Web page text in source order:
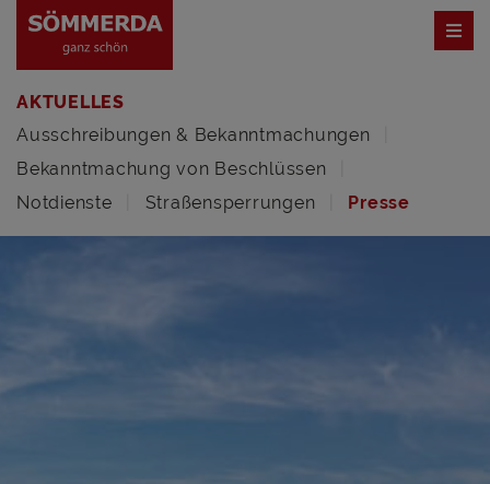
AKTUELLES
Ausschreibungen & Bekanntmachungen
Bekanntmachung von Beschlüssen
Notdienste
Straßensperrungen Presse